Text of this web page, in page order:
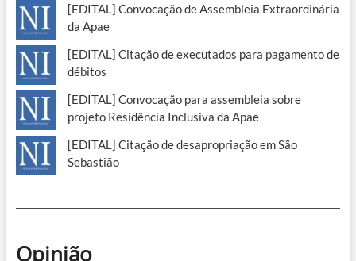
[EDITAL] Convocação de Assembleia Extraordinária
da Apae
[EDITAL] Citação de executados para pagamento de
débitos
[EDITAL] Convocação para assembleia sobre
projeto Residência Inclusiva da Apae
[EDITAL] Citação de desapropriação em São
Sebastião
Opinião